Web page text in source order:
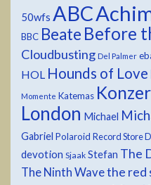
50wfs ABC
BBC Beate Before
Cloudbusting Del Palmer
HOL Hounds of Love
Momente Katemas
London Michael
Gabriel Polaroid Record Store
devotion Sjaak Stefan The
The Ninth Wavethe red